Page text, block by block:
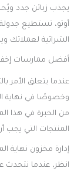
يجذب زبائن جدد
أوتو، تستطيع جدولة
الشرائية لعملائك
أفضل ممارسات
عندما يتعلق الأمر
وخصوصًا في نهاية
من الخبرة في هذا
المنتجات التي
إدارة مخزون نهاية
انظر، عندما نتحدث